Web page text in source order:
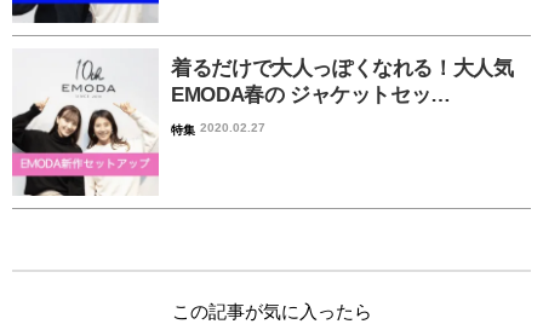
着るだけで大人っぽくなれる！大人気
EMODA春の ジャケットセッ…
特集 2020.02.27
この記事が気に入ったら